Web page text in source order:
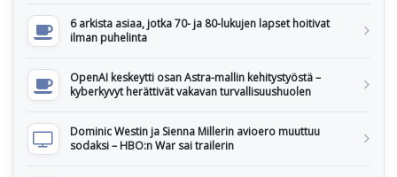
6 arkista asiaa, jotka 70- ja 80-lukujen lapset hoitivat
ilman puhelinta
OpenAI keskeytti osan Astra-mallin kehitystyöstä –
kyberkyvyt herättivät vakavan turvallisuushuolen
Dominic Westin ja Sienna Millerin avioero muuttuu
sodaksi – HBO:n War sai trailerin